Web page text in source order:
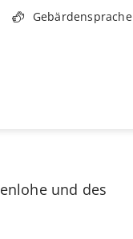
Gebärdensprache
und des